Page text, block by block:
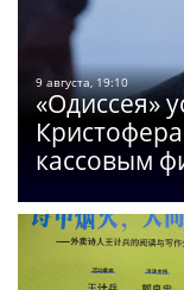
9 августа, 19:10
«Одиссея»
кассовым